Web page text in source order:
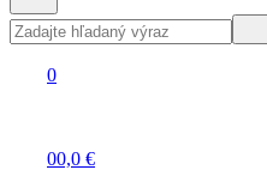
0
00,0 €